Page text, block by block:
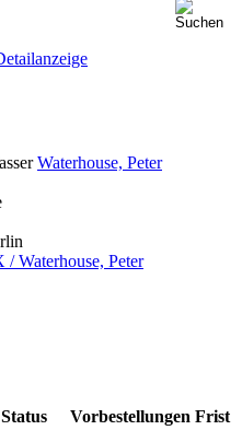
Waterhouse, Peter
Waterhouse, Peter
Status Vorbestellungen Frist